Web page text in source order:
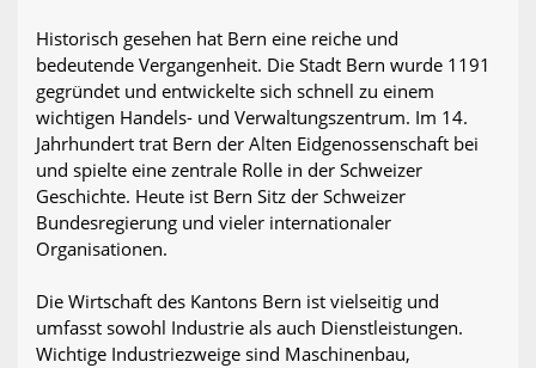
Historisch gesehen hat Bern eine reiche und
bedeutende Vergangenheit. Die Stadt Bern wurde 1191
gegründet und entwickelte sich schnell zu einem
wichtigen Handels- und Verwaltungszentrum. Im 14.
Jahrhundert trat Bern der Alten Eidgenossenschaft bei
und spielte eine zentrale Rolle in der Schweizer
Geschichte. Heute ist Bern Sitz der Schweizer
Bundesregierung und vieler internationaler
Organisationen.
Die Wirtschaft des Kantons Bern ist vielseitig und
umfasst sowohl Industrie als auch Dienstleistungen.
Wichtige Industriezweige sind Maschinenbau,